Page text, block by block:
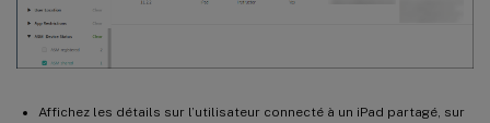
Affichez les détails sur l’utilisateur connecté à un iPad partagé, sur